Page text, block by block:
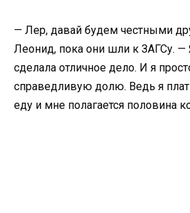
— Лер, давай будем честными
Леонид, пока они шли к ЗАГСу. —
сделала отличное дело. И я
справедливую долю. Ведь я
еду и мне полагается половина